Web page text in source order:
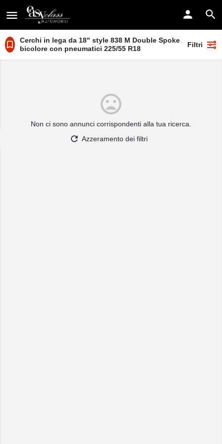
Cerchi in lega da 18" style 838 M Double Spoke Dark Grey
bicolore con pneumatici 225/55 R18
Filtri
Non ci sono annunci corrispondenti alla tua ricerca.
Azzeramento dei filtri